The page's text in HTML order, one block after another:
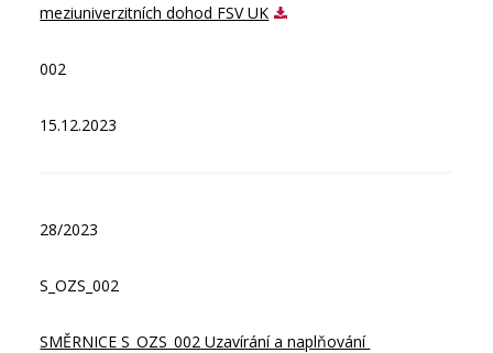
meziuniverzitních dohod FSV UK
002
15.12.2023
28/2023
S_OZS_002
SMĚRNICE S_OZS_002 Uzavírání a naplňování